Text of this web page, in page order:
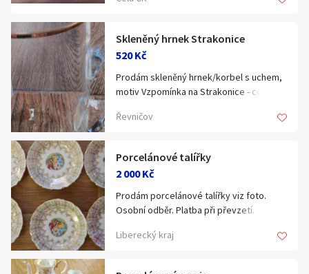
Skleněný hrnek Strakonice
520 Kč
Prodám skleněný hrnek/korbel s uchem,
motiv Vzpomínka na Strakonice - cca 1.
průměr cca 6,5 cm, tenčí sklo, zlacený
poštovné.
Řevničov
Porcelánové talířky
2 000 Kč
Prodám porcelánové talířky viz foto.
Osobní odběr. Platba při převzetí.
Liberecký kraj